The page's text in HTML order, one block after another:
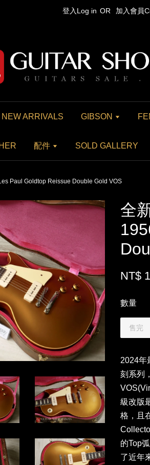
登入Log in OR 加入會員
NEW ARRIVALS GIBSON
配件 SOLD GALLERY
Paul Goldtop Reissue Double Gold VOS
全
NT$
數量
售完
2024年
刻系列
級改版
格，且
的Top
了近年